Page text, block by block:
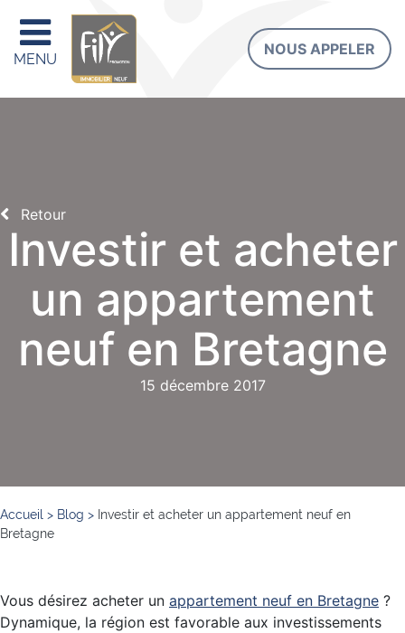
MENU
NOUS APPELER
Retour
Investir et acheter
un appartement
neuf en Bretagne
15 décembre 2017
Accueil > Blog > Investir et acheter un appartement neuf en
Bretagne
Vous désirez acheter un appartement neuf en Bretagne ?
Dynamique, la région est favorable aux investissements